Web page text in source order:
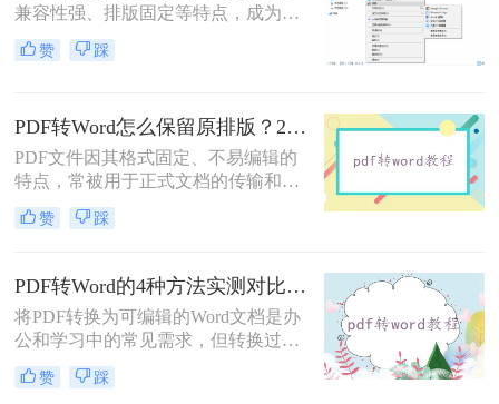
兼容性强、排版固定等特点，成为文
档共享和存档的首选。但若需编辑内
容或调整格式，需将PDF转换为
户高效完成转换。
赞 踩
PDF转Word怎么保留原排版？2种方法对比：Adobe Acrobat DC与专业转换软件实测
PDF文件因其格式固定、不易编辑的
特点，常被用于正式文档的传输和存
档。然而，当我们需要编辑PDF内容
时，将其转换为Word文档是常见需
乱，影响使用体验。那么pdf转word怎
么保留原排版呢？本文将介绍两种方
法，帮助你在PDF转Word时尽可能保
留原排版。
赞 踩
PDF转Word的4种方法实测对比：在线工具、Adobe Acrobat、Word内置与OCR识别方案选择！
将PDF转换为可编辑的Word文档是办
公和学习中的常见需求，但转换过程
中常出现格式错乱、图片丢失等问
题。那么pdf文档怎么转换成word格式
赞 踩